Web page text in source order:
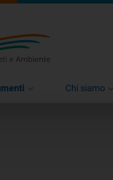
Chi siamo